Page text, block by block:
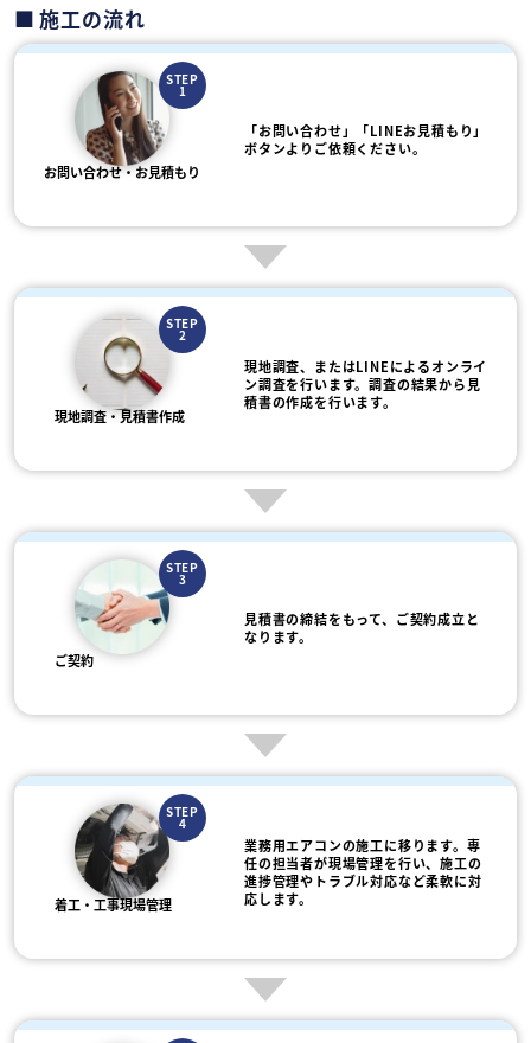
施工の流れ
STEP
1
お問い合わせ・お見積もり
「お問い合わせ」「LINEお見積もり」
ボタンよりご依頼ください。
STEP
2
現地調査・見積書作成
現地調査、またはLINEによるオンライ
ン調査を行います。調査の結果から見
積書の作成を行います。
STEP
3
ご契約
見積書の締結をもって、ご契約成立と
なります。
STEP
4
着工・工事現場管理
業務用エアコンの施工に移ります。専
任の担当者が現場管理を行い、施工の
進捗管理やトラブル対応など柔軟に対
応します。